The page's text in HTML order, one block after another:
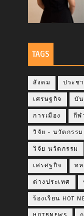
TAGS
สังคม ประช
เศรษฐกิจ บัน
การเมือง กีฬ
วิจัย - นวัตกรรม
วิจัย นว้ตกรรม
เศรศฐกิจ ทห
ต่างประเทศ
ร้องเรียน HOT